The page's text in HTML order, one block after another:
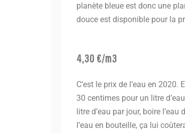
planète bleue est donc une
douce est disponible pour la
4,30 €/m3
C’est le prix de l’eau en
30 centimes pour un litre
litre d’eau par jour, boire
l’eau en bouteille, ça lui